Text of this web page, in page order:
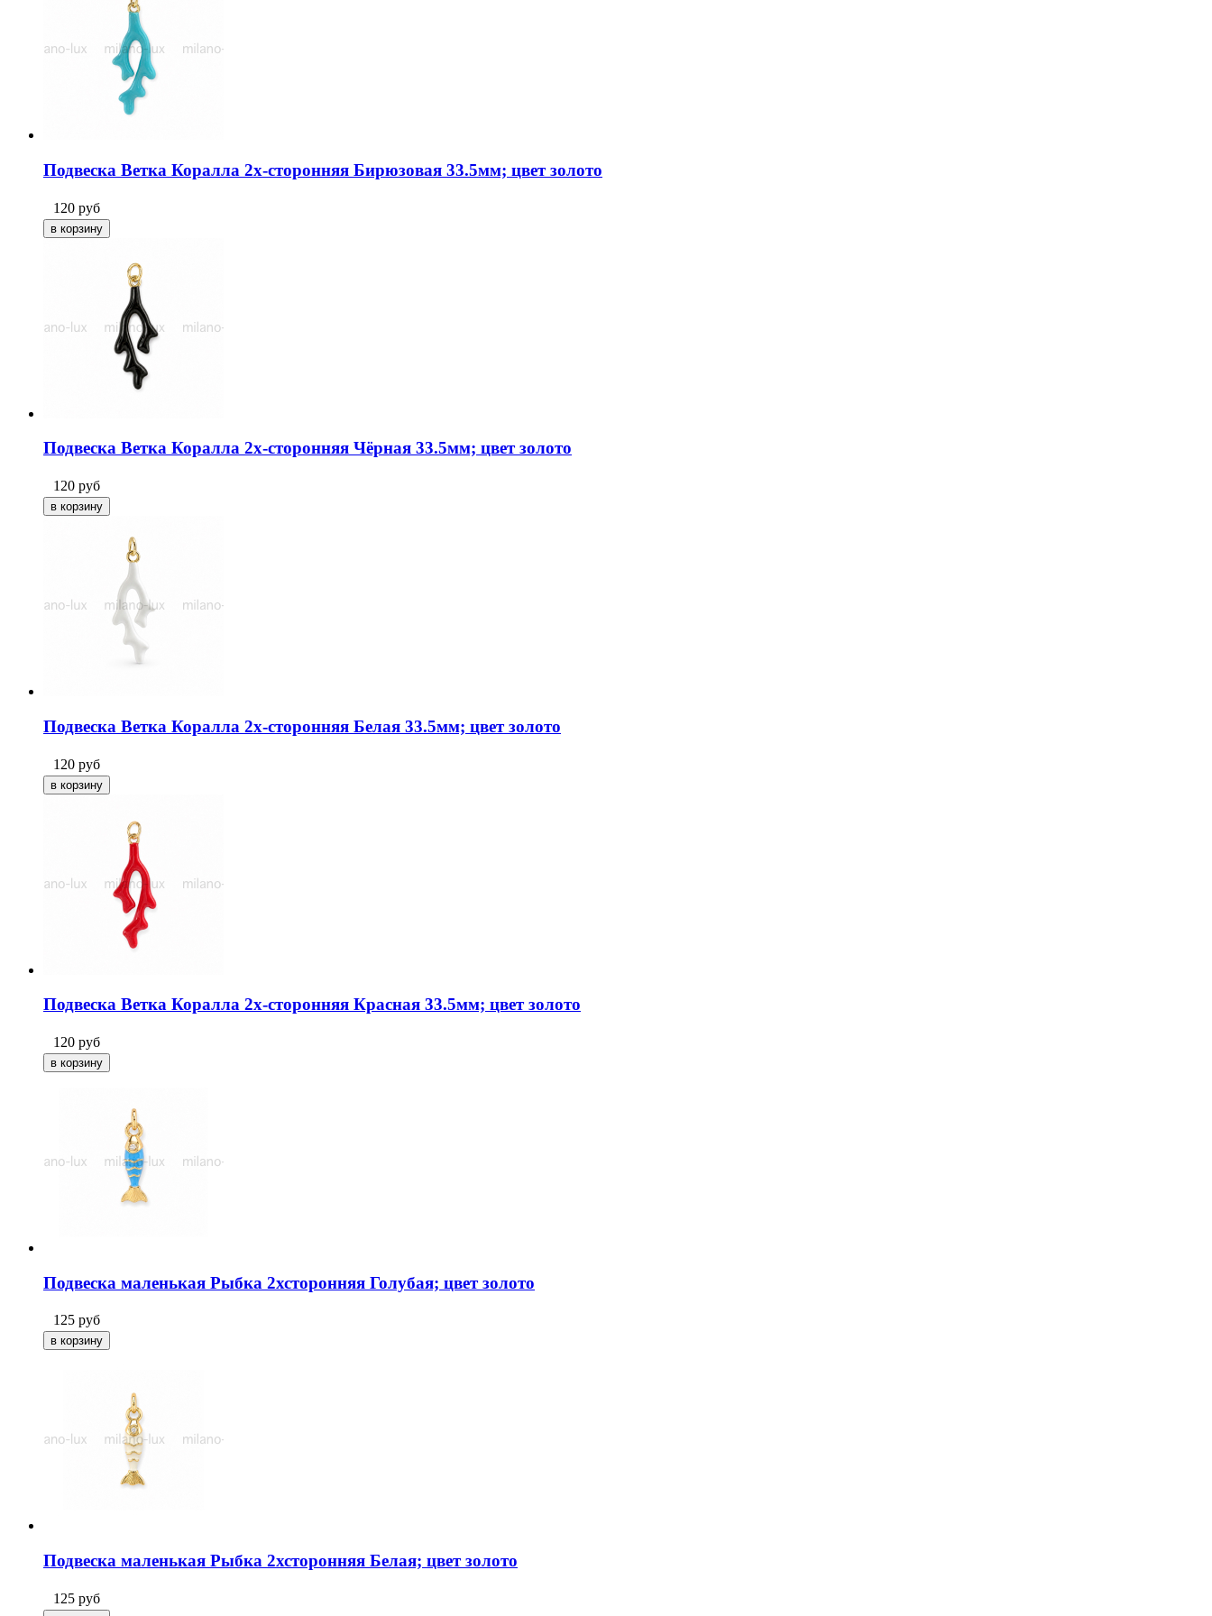
Подвеска Ветка Коралла 2х-сторонняя Бирюзовая 33.5мм; цвет золото
120 руб
Подвеска Ветка Коралла 2х-сторонняя Чёрная 33.5мм; цвет золото
120 руб
Подвеска Ветка Коралла 2х-сторонняя Белая 33.5мм; цвет золото
120 руб
Подвеска Ветка Коралла 2х-сторонняя Красная 33.5мм; цвет золото
120 руб
Подвеска маленькая Рыбка 2хсторонняя Голубая; цвет золото
125 руб
Подвеска маленькая Рыбка 2хсторонняя Белая; цвет золото
125 руб